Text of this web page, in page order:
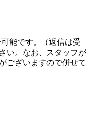
能です。（返信は受
い。なお、スタッフが
ございますので併せて